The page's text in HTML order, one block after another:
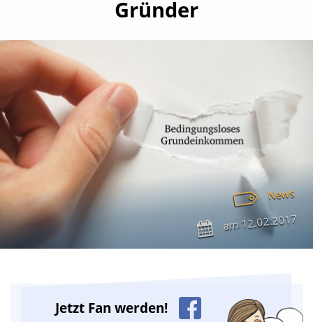
Gründer
News
am12.02.2017
Jetzt Fan werden!